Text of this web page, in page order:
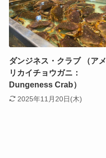
ダンジネス・クラブ （アメ
リカイチョウガニ：
Dungeness Crab）
2025年11月20日(木)